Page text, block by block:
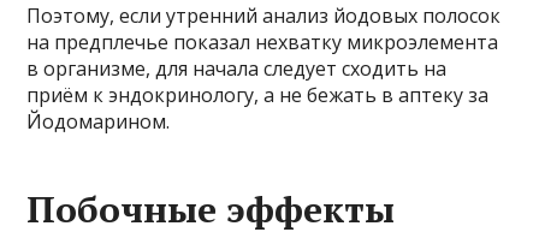
Поэтому, если утренний анализ йодовых полосок
на предплечье показал нехватку микроэлемента
в организме, для начала следует сходить на
приём к эндокринологу, а не бежать в аптеку за
Йодомарином.
Побочные эффекты